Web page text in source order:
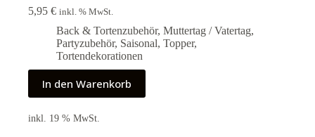
5,95 € inkl. % MwSt.
Back & Tortenzubehör, Muttertag / Vatertag,
Partyzubehör, Saisonal, Topper,
Tortendekorationen
In den Warenkorb
inkl. 19 % MwSt.